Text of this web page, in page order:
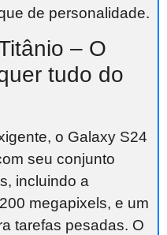
de personalidade.
– O
tudo do
o Galaxy S24
seu conjunto
incluindo a
megapixels, e um
tarefas pesadas. O